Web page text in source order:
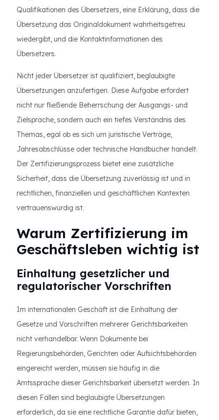
Qualifikationen des Übersetzers, eine Erklärung, dass die
Übersetzung das Originaldokument wahrheitsgetreu
wiedergibt, und die Kontaktinformationen des
Übersetzers.
Nicht jeder Übersetzer ist qualifiziert, beglaubigte
Übersetzungen anzufertigen. Diese Aufgabe erfordert
nicht nur fließende Beherrschung der Ausgangs- und
Zielsprache, sondern auch ein tiefes Verständnis des
Themas, egal ob es sich um juristische Verträge,
Jahresabschlüsse oder technische Handbücher handelt.
Der Zertifizierungsprozess bietet eine zusätzliche
Sicherheit, dass die Übersetzung zuverlässig ist und in
rechtlichen, finanziellen und geschäftlichen Kontexten
vertrauenswürdig ist.
Warum Zertifizierung im
Geschäftsleben wichtig ist
Einhaltung gesetzlicher und
regulatorischer Vorschriften
Im internationalen Geschäft ist die Einhaltung der
Gesetze und Vorschriften mehrerer Gerichtsbarkeiten
nicht verhandelbar. Wenn Dokumente bei
Regierungsbehörden, Gerichten oder Aufsichtsbehörden
eingereicht werden, müssen sie häufig in die
Amtssprache dieser Gerichtsbarkeit übersetzt werden. In
diesen Fällen sind beglaubigte Übersetzungen
erforderlich, da sie eine rechtliche Garantie dafür bieten,